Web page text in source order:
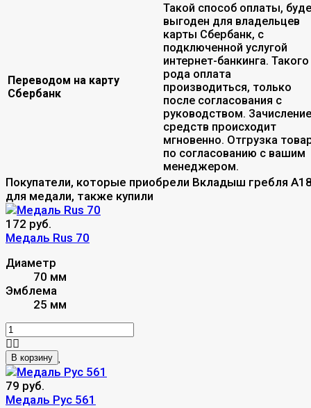
Переводом на карту
Сбербанк
Такой способ оплаты,
выгоден для владельцев
карты Сбербанк, с
подключенной услугой
интернет-банкинга. Такого
рода оплата
производиться, только
после согласования с
руководством. Зачисление
средств происходит
мгновенно. Отгрузка
по согласованию с вашим
менеджером.
Покупатели, которые приобрели Вкладыш гребля
для медали, также купили
172 руб.
Медаль Rus 70
Диаметр
70 мм
Эмблема
25 мм
В корзину
79 руб.
Медаль Рус 561